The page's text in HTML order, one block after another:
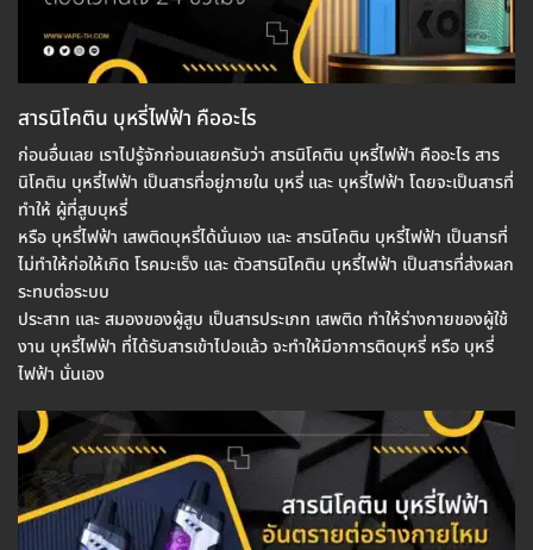
สารนิโคติน บุหรี่ไฟฟ้า คืออะไร
ก่อนอื่นเลย เราไปรู้จักก่อนเลยครับว่า สารนิโคติน บุหรี่ไฟฟ้า คืออะไร สาร
นิโคติน บุหรี่ไฟฟ้า เป็นสารที่อยู่ภายใน บุหรี่ และ บุหรี่ไฟฟ้า โดยจะเป็นสารที่
ทำให้ ผู้ที่สูบบุหรี่
หรือ บุหรี่ไฟฟ้า เสพติดบุหรี่ได้นั่นเอง และ สารนิโคติน บุหรี่ไฟฟ้า เป็นสารที่
ไม่ทำให้ก่อให้เกิด โรคมะเร็ง และ ตัวสารนิโคติน บุหรี่ไฟฟ้า เป็นสารที่ส่งผลก
ระทบต่อระบบ
ประสาท และ สมองของผู้สูบ เป็นสารประเภท เสพติด ทำให้ร่างกายของผู้ใช้
งาน บุหรี่ไฟฟ้า ที่ได้รับสารเข้าไปอแล้ว จะทำให้มีอาการติดบุหรี่ หรือ บุหรี่
ไฟฟ้า นั่นเอง